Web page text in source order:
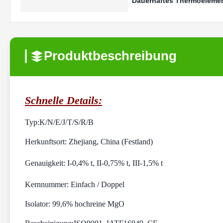
Produktbeschreibung
Schnelle Details:
Typ:K/N/E/J/T/S/R/B
Herkunftsort: Zhejiang, China (Festland)
Genauigkeit: I-0,4% t, II-0,75% t, III-1,5% t
Kernnummer: Einfach / Doppel
Isolator: 99,6% hochreine MgO